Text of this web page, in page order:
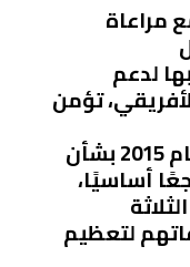
مراعاة
لدعم
تؤمن
الإمارات بأن إعلان المبادئ لعام 2015 بشأن
أساسيًا،
لتعظيم